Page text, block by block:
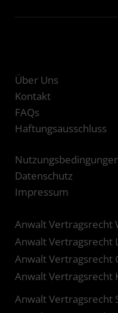
Über Uns
Kontakt
FAQs
Haftungsausschluss
Datenschutz
Impressum
Anwalt Vertragsrecht
Anwalt Vertragsrecht
Anwalt Vertragsrecht
Anwalt Vertragsrecht
Anwalt Vertragsrecht